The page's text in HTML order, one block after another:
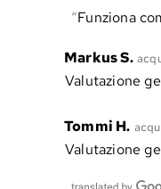
Funziona
Markus S.
Valutazione
Tommi H.
Valutazione